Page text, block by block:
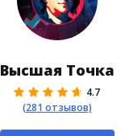
Высшая Точка
4.7
(281 отзывов)